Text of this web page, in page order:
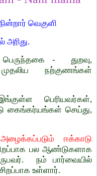
வெகுளி
பெருந்தகை - துறவு,
நற்குணங்கள்
இங்குள்ள பெரியவர்கள்,
கைங்கர்யங்கள் செய்து,
ஈக்காடு
பல ஆண்டுகளாக
நம் பார்வையில்
உள்ளார்.